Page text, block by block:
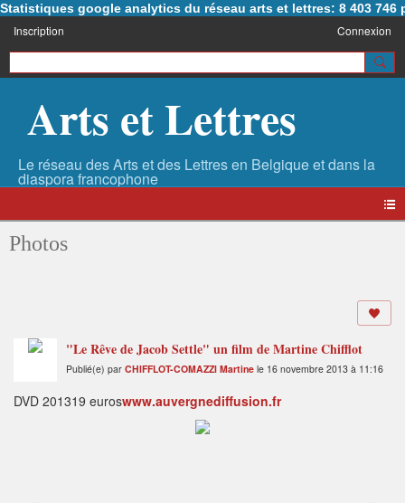
Statistiques google analytics du réseau arts et lettres: 8 403 746
Inscription Connexion
Arts et Lettres
Photos
"Le Rêve de Jacob Settle" un film de Martine Chifflot
Publié(e) par CHIFFLOT-COMAZZI Martine le 16 novembre 2013 à 11:16
DVD 201319 euroswww.auvergnediffusion.fr